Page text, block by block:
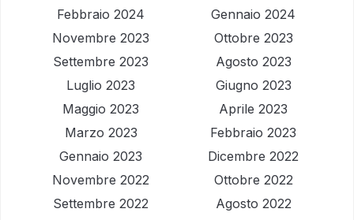
Febbraio 2024
Gennaio 2024
Novembre 2023
Ottobre 2023
Settembre 2023
Agosto 2023
Luglio 2023
Giugno 2023
Maggio 2023
Aprile 2023
Marzo 2023
Febbraio 2023
Gennaio 2023
Dicembre 2022
Novembre 2022
Ottobre 2022
Settembre 2022
Agosto 2022